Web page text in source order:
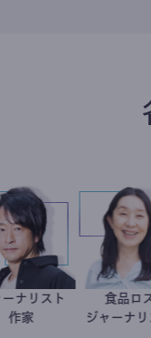
鈴木エイト
ジャーナリスト
ジ